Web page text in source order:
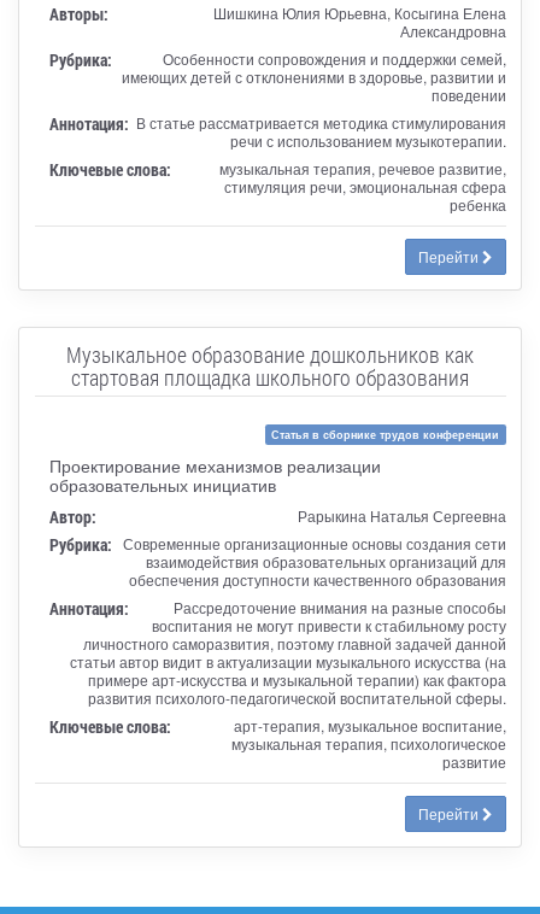
Авторы:
Шишкина Юлия Юрьевна, Косыгина Елена
Александровна
Рубрика:
Особенности сопровождения и поддержки семей,
имеющих детей с отклонениями в здоровье, развитии и
поведении
Аннотация: В статье рассматривается методика стимулирования
речи с использованием музыкотерапии.
Ключевые слова:
музыкальная терапия, речевое развитие,
стимуляция речи, эмоциональная сфера
ребенка
Перейти
Музыкальное образование дошкольников как
стартовая площадка школьного образования
Статья в сборнике трудов конференции
Проектирование механизмов реализации
образовательных инициатив
Автор: Рарыкина Наталья Сергеевна
Рубрика: Современные организационные основы создания сети
взаимодействия образовательных организаций для
обеспечения доступности качественного образования
Аннотация:
Рассредоточение внимания на разные способы
воспитания не могут привести к стабильному росту
личностного саморазвития, поэтому главной задачей данной
статьи автор видит в актуализации музыкального искусства (на
примере арт-искусства и музыкальной терапии) как фактора
развития психолого-педагогической воспитательной сферы.
Ключевые слова:
арт-терапия, музыкальное воспитание,
музыкальная терапия, психологическое
развитие
Перейти